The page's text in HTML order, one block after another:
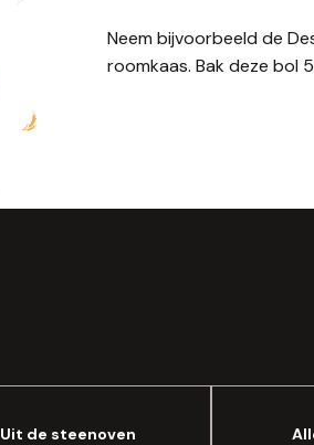
Neem bijvoorbeeld de
roomkaas. Bak deze bol
Uit de steenoven